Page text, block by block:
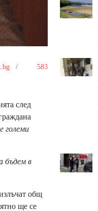
/ 583
след
големи
бъдем в
общ
ще се